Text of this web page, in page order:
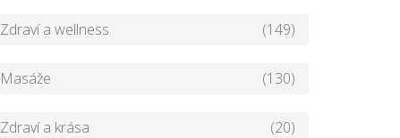
Zdraví a wellness (149)
Masáže (130)
Zdraví a krása (20)